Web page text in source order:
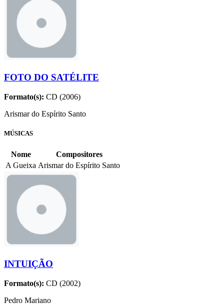
FOTO DO SATÉLITE
Formato(s): CD (2006)
Arismar do Espírito Santo
MÚSICAS
Nome
Compositores
A Gueixa Arismar do Espírito Santo
INTUIÇÃO
Formato(s): CD (2002)
Pedro Mariano